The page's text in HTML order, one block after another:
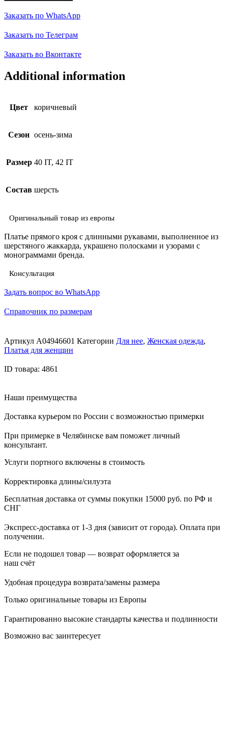
Заказать по WhatsApp
Заказать по Телеграм
Заказать во Вконтакте
Additional information
Цвет коричневый
Сезон осень-зима
Размер 40 IT, 42 IT
Состав шерсть
Оригинальный товар из европы
Платье прямого кроя с длинными рукавами, выполненное из
шерстяного жаккарда, украшено полосками и узорами с
монограммами бренда.
Консультация
Задать вопрос во WhatsApp
Справочник по размерам
Артикул A04946601 Категории Для нее, Женская одежда,
Платья для женщин
ID товара: 4861
Наши преимущества
Доставка курьером по России с возможностью примерки
При примерке в Челябинске вам поможет личный
консультант.
Услуги портного включены в стоимость
Корректировка длины/силуэта
Бесплатная доставка от суммы покупки 15000 руб. по РФ и
СНГ
Экспресс-доставка от 1-3 дня (зависит от города). Оплата при
получении.
Если не подошел товар — возврат оформляется за
наш счёт
Удобная процедура возврата/замены размера
Только оригинальные товары из Европы
Гарантированно высокие стандарты качества и подлинности
Возможно вас заинтересует